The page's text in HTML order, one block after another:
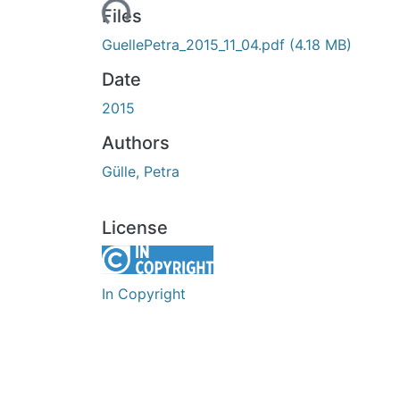
Loading...
Files
GuellePetra_2015_11_04.pdf (4.18 MB)
Date
2015
Authors
Gülle, Petra
License
In Copyright